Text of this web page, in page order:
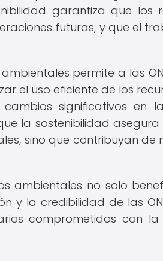
garantiza que los
futuras, y que el
permite a las
el uso eficiente de los
significativos en
la sostenibilidad
sino que contribuyan
ambientales no solo
y la credibilidad de las
comprometidos con